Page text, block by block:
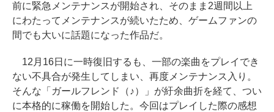
前に緊急メンテナンスが開始され、そのまま2週間以上
にわたってメンテナンスが続いたため、ゲームファンの
間でも大いに話題になった作品だ。
12月16日に一時復旧するも、一部の楽曲をプレイでき
ない不具合が発生してしまい、再度メンテナンス入り。
そんな「ガールフレンド（♪）」が紆余曲折を経て、つい
に本格的に稼働を開始した。今回はプレイした際の感想